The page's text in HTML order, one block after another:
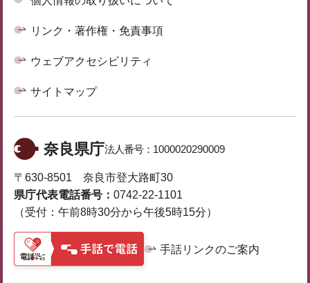
リンク・著作権・免責事項
ウェブアクセシビリティ
サイトマップ
奈良県庁法人番号： 1000020290009
〒630-8501 奈良市登大路町30
県庁代表電話番号： 0742-22-1101
（受付：午前8時30分から午後5時15分）
手話リンクのご案内